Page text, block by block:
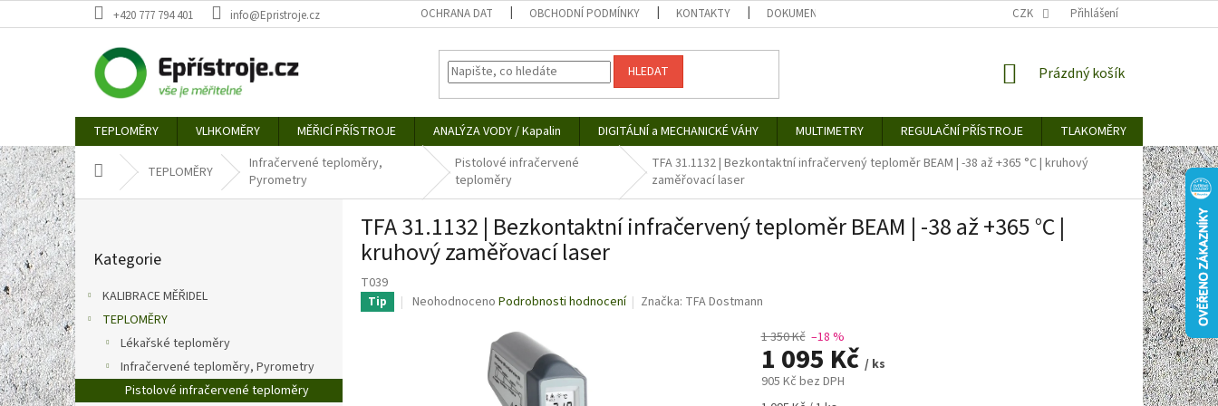
na
+420 777 794 401 info@Epristroje.cz OCHRANA DAT OBCHODNÍ PODMÍNKY KONTAKTY DOKUMENTY KE STAŽENÍ CENY ZA DOPRAVU / ZPŮSOBY DORUČENÍ
CZK Přihlášení
HLEDAT
NÁKUPNÍ
Prázdný košík
TEPLOMĚRY VLHKOMĚRY MĚŘICÍ PŘÍSTROJE ANALÝZA VODY / Kapalin DIGITÁLNÍ a MECHANICKÉ VÁHY MULTIMETRY REGULAČNÍ PŘÍSTROJE TLAKOMĚRY
Domů TEPLOMĚRY
Infračervené teploměry,
Pyrometry
Pistolové infračervené
teploměry
TFA 31.1132 | Bezkontaktní infračervený teploměr BEAM | -38 až +365 °C | kruhový
zaměřovací laser
P
o
s
t
r
a
n
n
í
p
kategorie
Kategorie
KALIBRACE MĚŘIDEL
TEPLOMĚRY
Lékařské teploměry
Infračervené teploměry, Pyrometry
Pistolové infračervené teploměry
TFA 31.1132 | Bezkontaktní infračervený teploměr BEAM | -38 až +365 °C |
kruhový zaměřovací laser
T039
Tip
Průměrné
Neohodnoceno Podrobnosti hodnocení Značka: TFA Dostmann
1 350 Kč –18 %
1 095 Kč / ks
905 Kč bez DPH